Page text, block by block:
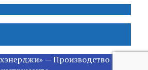
— Производство